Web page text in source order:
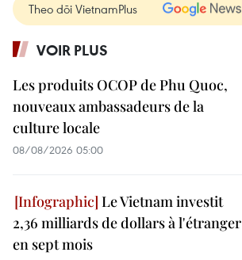
Theo dõi VietnamPlus
VOIR PLUS
Les produits OCOP de Phu Quoc,
nouveaux ambassadeurs de la
culture locale
08/08/2026 05:00
Le Vietnam investit
2,36 milliards de dollars à l'étranger
en sept mois